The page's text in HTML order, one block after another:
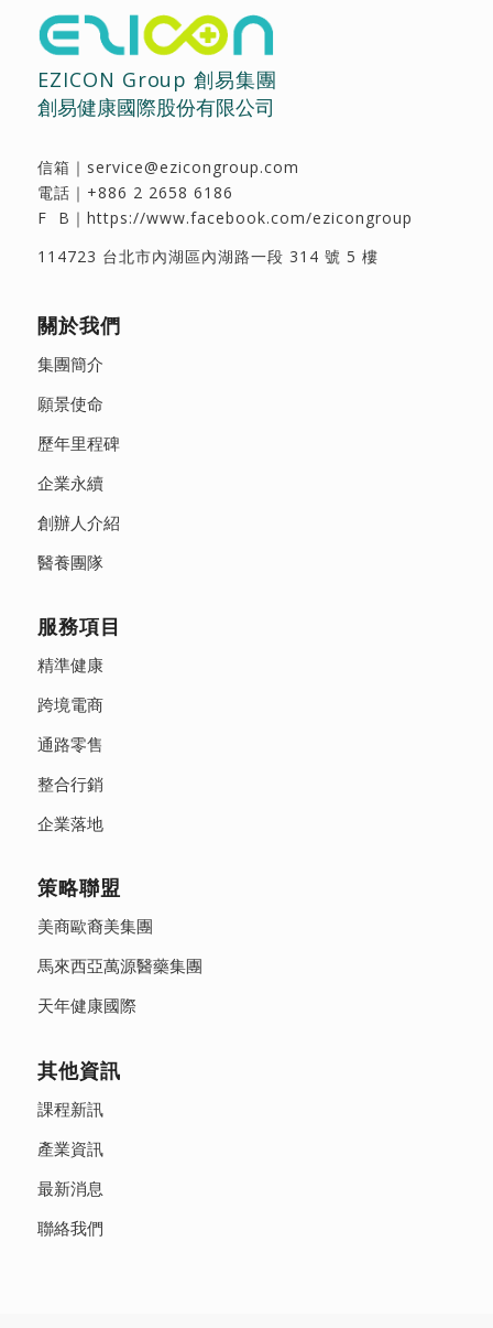
EZICON Group 創易集團
創易健康國際股份有限公司
信箱｜ service@ezicongroup.com
電話｜ +886 2 2658 6186
F B｜ https://www.facebook.com/ezicongroup
114723 台北市內湖區內湖路一段 314 號 5 樓
關於我們
集團簡介
願景使命
歷年里程碑
企業永續
創辦人介紹
醫養團隊
服務項目
精準健康
跨境電商
通路零售
整合行銷
企業落地
策略聯盟
美商歐裔美集團
馬來西亞萬源醫藥集團
天年健康國際
其他資訊
課程新訊
產業資訊
最新消息
聯絡我們